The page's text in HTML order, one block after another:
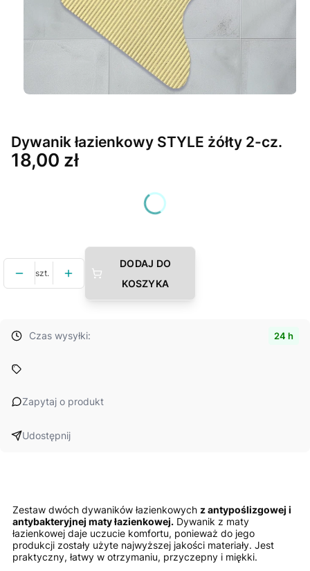
Dywanik łazienkowy STYLE żółty 2-cz.
Cena
18,00 zł
Poszczególne warianty mogą różnić się ceną
szt.
DODAJ DO
KOSZYKA
Czas wysyłki: 24 h
Zapytaj o produkt
Udostępnij
Zestaw dwóch dywaników łazienkowych z antypoślizgowej i
antybakteryjnej maty łazienkowej. Dywanik z maty
łazienkowej daje uczucie komfortu, ponieważ do jego
produkcji zostały użyte najwyższej jakości materiały. Jest
praktyczny, łatwy w otrzymaniu, przyczepny i miękki.